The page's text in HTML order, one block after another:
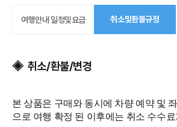
여행안내 일정및요금 취소및환불규정
◈ 취소/환불/변경
본 상품은 구매와 동시에 차량 예약 및
으로 여행 확정 된 이후에는 취소 수수